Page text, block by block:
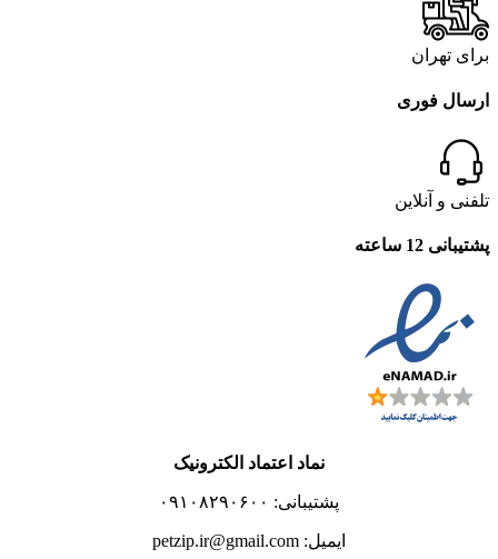
برای تهران
ارسال فوری
تلفنی و آنلاین
پشتیبانی 12 ساعته
نماد اعتماد الکترونیک
پشتیبانی: ۰۹۱۰۸۲۹۰۶۰۰
ایمیل: petzip.ir@gmail.com